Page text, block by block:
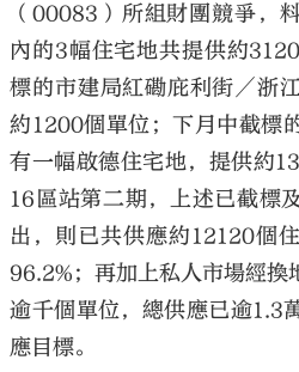
（00083）所組財團競爭，
內的3幅住宅地共提供約
標的市建局紅磡庇利街／浙
約1200個單位；下月中截標
有一幅啟德住宅地，提供約
16區站第二期，上述已截標
出，則已共供應約12120個
96.2%；再加上私人市場經換
逾千個單位，總供應已逾1.3
應目標。